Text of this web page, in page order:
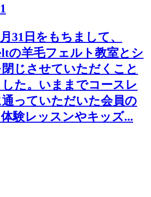
31日をもちまして、
の羊毛フェルト教室とシ
じさせていただくこと
た。⁡いままでコースレ
っていただいた会員の
験レッスンやキッズ...